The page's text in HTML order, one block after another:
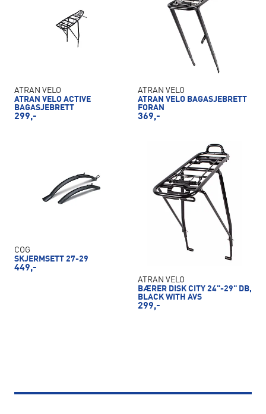
ATRAN VELO
ATRAN VELO ACTIVE
BAGASJEBRETT
299,-
ATRAN VELO
ATRAN VELO BAGASJEBRETT
FORAN
369,-
COG
SKJERMSETT 27-29
449,-
ATRAN VELO
BÆRER DISK CITY 24"-29" DB,
BLACK WITH AVS
299,-